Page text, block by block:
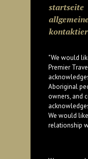
startseite
"We would
Premier
Aboriginal
owners, and
We would
relationship